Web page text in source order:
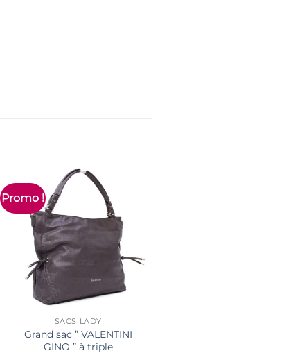
Promo !
SACS LADY
Grand sac ” VALENTINI
GINO ” à triple